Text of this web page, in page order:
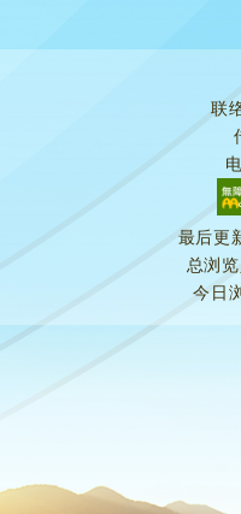
联
最后更
总浏
今日